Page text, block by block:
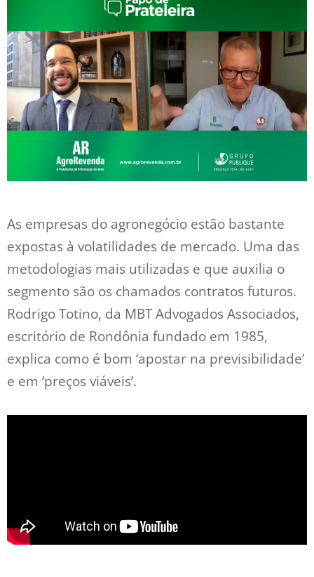
As empresas do agronegócio estão bastante
expostas à volatilidades de mercado. Uma das
metodologias mais utilizadas e que auxilia o
segmento são os chamados contratos futuros.
Rodrigo Totino, da MBT Advogados Associados,
escritório de Rondônia fundado em 1985,
explica como é bom ‘apostar na previsibilidade’
e em ‘preços viáveis’.